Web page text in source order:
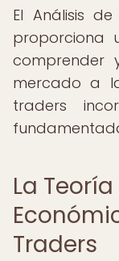
El Análisis
proporciona
comprender
mercado a
traders
La
Traders